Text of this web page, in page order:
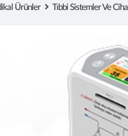
Ürünler Tıbbi Sistemler Ve